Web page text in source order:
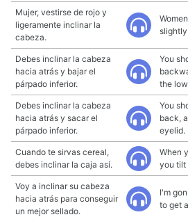
Mujer, vestirse de rojo y
ligeramente inclinar la
cabeza.
Debes inclinar la cabeza
hacia atrás y bajar el
párpado inferior.
You
the
Debes inclinar la cabeza
hacia atrás y sacar el
párpado inferior.
You
back,
eyelid.
Cuando te sirvas cereal,
debes inclinar la caja así.
When
you tilt
Voy a inclinar su cabeza
hacia atrás para conseguir
un mejor sellado.
I'm
to get